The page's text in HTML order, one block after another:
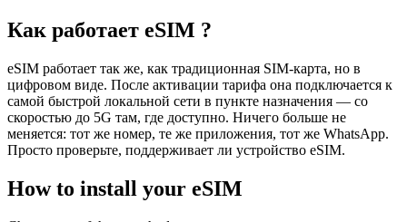
Как работает eSIM ?
eSIM работает так же, как традиционная SIM-карта, но в
цифровом виде. После активации тарифа она подключается к
самой быстрой локальной сети в пункте назначения — со
скоростью до 5G там, где доступно. Ничего больше не
меняется: тот же номер, те же приложения, тот же WhatsApp.
Просто проверьте, поддерживает ли устройство eSIM.
How to install your eSIM